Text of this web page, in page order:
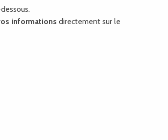
informations directement sur le